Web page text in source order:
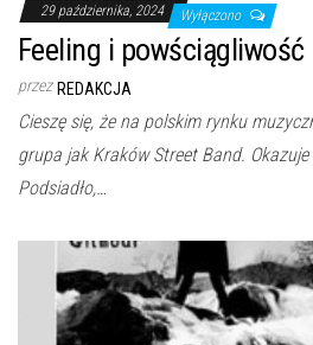
29 października, 2024 Wyłączono
Feeling i powściągliwość
przez REDAKCJA
Cieszę się, że na polskim rynku
grupa jak Kraków Street Band.
Podsiadło,…